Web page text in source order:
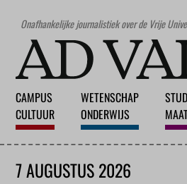
Onafhankelijke journalistiek over de Vrije
CAMPUS
CULTUUR
WETENSCHAP
ONDERWIJS
7 AUGUSTUS 2026